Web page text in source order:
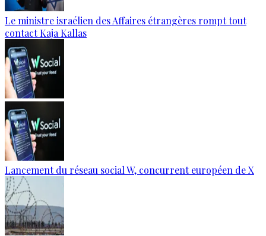
Le ministre israélien des Affaires étrangères rompt tout
contact Kaja Kallas
Lancement du réseau social W, concurrent européen de X